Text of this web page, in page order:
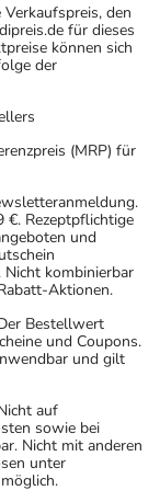
Verkaufspreis, den
für dieses
können sich
der
(MRP) für
€. Rezeptpflichtige
und
Nicht kombinierbar
Aktionen.
Bestellwert
und Coupons.
und gilt
auf
sowie bei
Nicht mit anderen
unter